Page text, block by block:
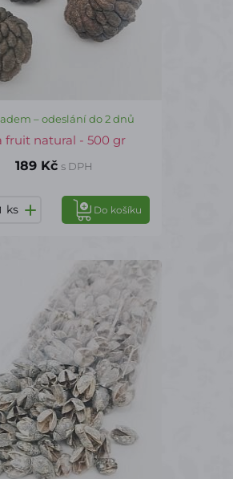
– odeslání do 2 dnů
fruit natural - 500 gr
189 Kč s DPH
ks Do košíku